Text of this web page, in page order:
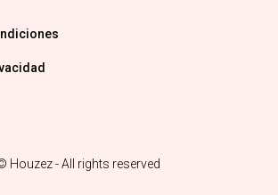
Houzez - All rights reserved